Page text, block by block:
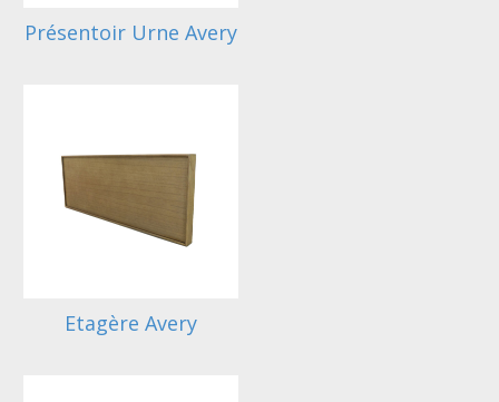
Présentoir Urne Avery
Etagère Avery